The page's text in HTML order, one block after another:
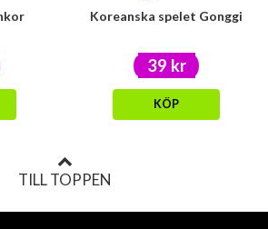
Koreanska spelet Gonggi
39 kr
KÖP
TILL TOPPEN